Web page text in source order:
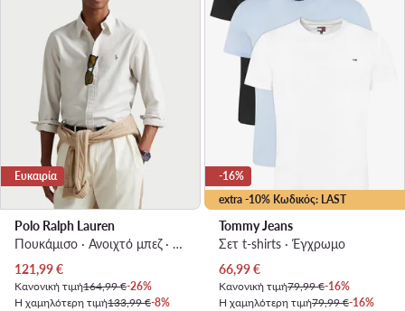
Ευκαιρία
Polo Ralph Lauren
Πουκάμισο · Ανοιχτό μπεζ · Slim Fit
Τρέχουσα τιμή
121,99€
Κανονική τιμή164,99 €-26%
Η χαμηλότερη τιμή133,99 €-8%
extra -10% Κωδικός: LAST
-16%
Tommy Jeans
Σετ t-shirts · Έγχρωμο
Τρέχουσα τιμή
66,99€
Κανονική τιμή79,99 €-16%
Η χαμηλότερη τιμή79,99 €-16%